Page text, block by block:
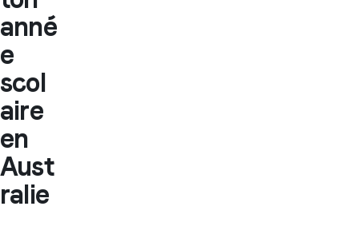
anné
e
scol
aire
en
Aust
ralie